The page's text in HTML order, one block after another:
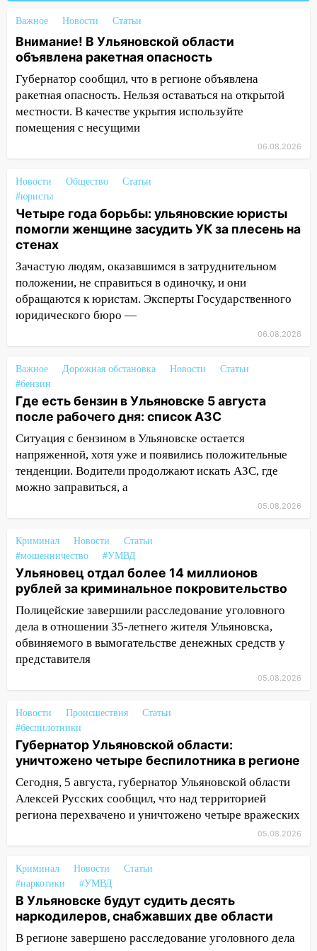
18:14
Прогноз погоды на 6 августа в
Ульяновской области
18:00 Мотофристайл, рок и силовой
экстрим: в Ульяновске пройдет
большой фестиваль «Наше время»
17:30 Где есть бензин в Ульяновске 5
августа после рабочего дня: список АЗС
Ульяновске задержали 19-летнюю
сообщницу мошенников
16:12 Едва не перерезал горло: в
Вешкайме посиделки с судимым
знакомым закончились для женщины
больницей
16:06 18-летняя девушка без прав
перевернулась на мопеде и попала в
больницу
миллионов рублей за криминальное
покровительство
15:32 На «кольце» кроссовер сбил 18-
летнего мопедиста
15:00 В Ульяновске после тройного ДТП
госпитализировали 25-летнего байкера
14:32
На Ульяновскую область
подробности серьезной аварии на
Фруктовой
13:30
В Димитровграде на улице
Трудовой горело здание
13:00 Водитель без прав врезался в
припаркованный автомобиль
12:37
12:18
Вспыхнул изнутри: в
Железнодорожном районе горела дача
11:33 В Засвияжье под колёса авто
попал мужчина
11:17 В Радищевском районе сгорели
хозяйственные постройки
10:18
Губернатор Ульяновской области:
уничтожено четыре беспилотника в
регионе
10:00 В Ульяновске дотла сгорел
легковой автомобиль
Важное Новости Статьи
Внимание! В Ульяновской области
объявлена ракетная опасность
Губернатор сообщил, что в регионе объявлена
ракетная опасность. Нельзя оставаться на открытой
местности. В качестве укрытия используйте
помещения с несущими
06.08.2026
Новости Общество
Статьи
#юристы
Четыре года борьбы: ульяновские юристы
помогли женщине засудить УК за плесень на
стенах
Зачастую людям, оказавшимся в затруднительном
положении, не справиться в одиночку, и они
обращаются к юристам. Эксперты Государственного
юридического бюро —
06.08.2026
Важное Дорожная обстановка Новости
Статьи
#бензин
Где есть бензин в Ульяновске 5 августа
после рабочего дня: список АЗС
Ситуация с бензином в Ульяновске остается
напряженной, хотя уже и появились положительные
тенденции. Водители продолжают искать АЗС, где
можно заправиться, а
05.08.2026
Криминал Новости
Статьи
#мошенничество
#УМВД
Ульяновец отдал более 14 миллионов
рублей за криминальное покровительство
Полицейские завершили расследование уголовного
дела в отношении 35-летнего жителя Ульяновска,
обвиняемого в вымогательстве денежных средств у
представителя
05.08.2026
Новости Происшествия
Статьи
#беспилотники
Губернатор Ульяновской области:
уничтожено четыре беспилотника в регионе
Сегодня, 5 августа, губернатор Ульяновской области
Алексей Русских сообщил, что над территорией
региона перехвачено и уничтожено четыре вражеских
05.08.2026
Криминал Новости
Статьи
#наркотики
#УМВД
В Ульяновске будут судить десять
наркодилеров, снабжавших две области
В регионе завершено расследование уголовного дела